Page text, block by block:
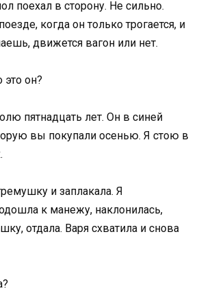
поехал в сторону. Не сильно.
когда он только трогается, и
движется вагон или нет.
это он?
пятнадцать лет. Он в синей
вы покупали осенью. Я стою в
и заплакала. Я
к манежу, наклонилась,
отдала. Варя схватила и снова